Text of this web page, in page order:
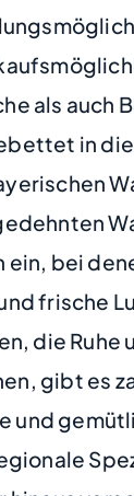
als auch
in
ein, bei
frische
die Ruhe
gibt es
und